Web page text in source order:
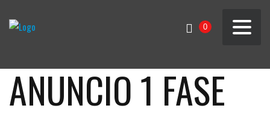
0
ANUNCIO 1 FASE